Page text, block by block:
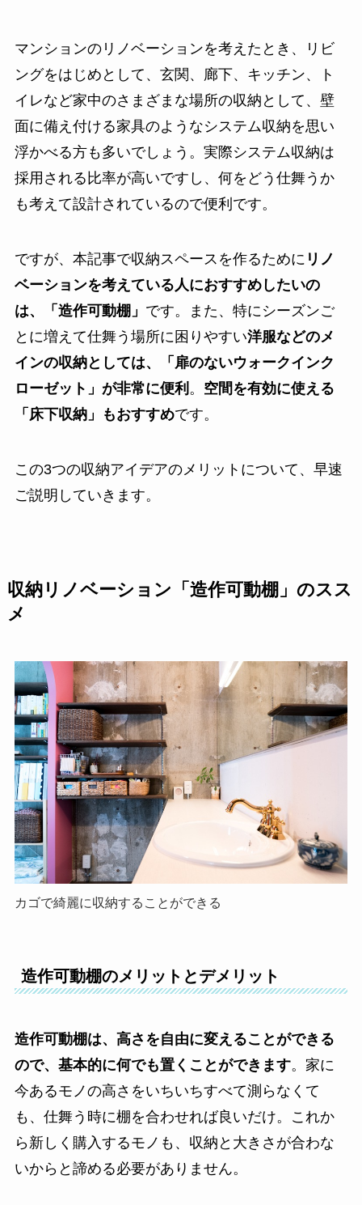
マンションのリノベーションを考えたとき、リビ
ングをはじめとして、玄関、廊下、キッチン、ト
イレなど家中のさまざまな場所の収納として、壁
面に備え付ける家具のようなシステム収納を思い
浮かべる方も多いでしょう。実際システム収納は
採用される比率が高いですし、何をどう仕舞うか
も考えて設計されているので便利です。
ですが、本記事で収納スペースを作るために リノ
ベーションを考えている人におすすめしたいの
は、「 造作可動棚 」 です。また、特にシーズンご
とに増えて仕舞う場所に困りやすい洋服などのメ
インの収納としては、「 扉のないウォークインク
ローゼット 」が非常に便利 。 空間を有効に使える
「 床下収納」もおすすめです。
この3つの収納アイデアのメリットについて、早速
ご説明していきます。
収納リノベーション「造作可動棚」のスス
メ
カゴで綺麗に収納することができる
造作可動棚のメリットとデメリット
造作可動棚は、 高さを自由に変えることができる
ので、基本的に何でも置くことができます。家に
今あるモノの高さをいちいちすべて測らなくて
も、仕舞う時に棚を合わせれば良いだけ。これか
ら新しく購入するモノも、収納と大きさが合わな
いからと諦める必要がありません。